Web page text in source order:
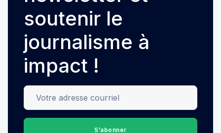
soutenir le
journalisme à
impact !
Votre adresse courriel
S’abonner